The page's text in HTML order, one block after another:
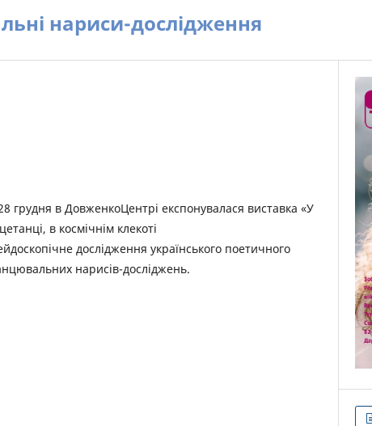
нариси-дослідження
грудня в ДовженкоЦентрі експонувалася виставка «У
в космічнім клекоті
дослідження українського поетичного
нарисів-досліджень.